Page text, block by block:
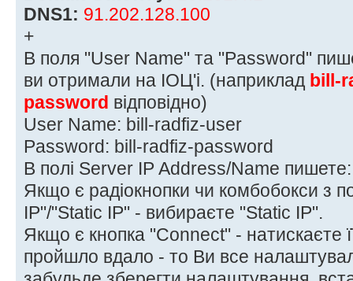
DNS1: 91.202.128.100
+
В поля "User Name" та "Password"
ви отримали на ІОЦ'і. (наприклад bill-
password відповідно)
User Name: bill-radfiz-user
Password: bill-radfiz-password
В полі Server IP Address/Name
Якщо є радіокнопки чи комбобокси з
IP"/"Static IP" - вибираєте "Static IP".
Якщо є кнопка "Connect" - натискаєте
пройшло вдало - то Ви все